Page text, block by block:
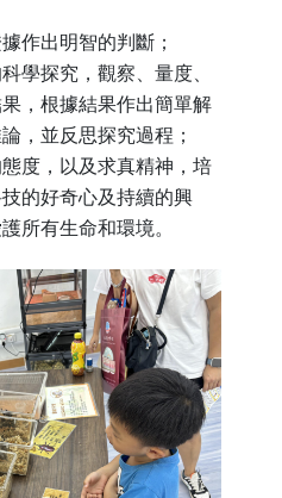
作出明智的判斷；
學探究，觀察、量度、
，根據結果作出簡單解
，並反思探究過程；
度，以及求真精神，培
的好奇心及持續的興
所有生命和環境。